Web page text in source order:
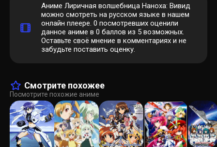
Аниме Лиричная волшебница Наноха: Вивид
можно смотреть на русском языке в нашем
онлайн плеере. 0 посмотревших оценили
данное аниме в 0 баллов из 5 возможных.
Оставьте своё мнение в комментариях и не
забудьте поставить оценку.
Смотрите похожее
Посмотрите похожие аниме